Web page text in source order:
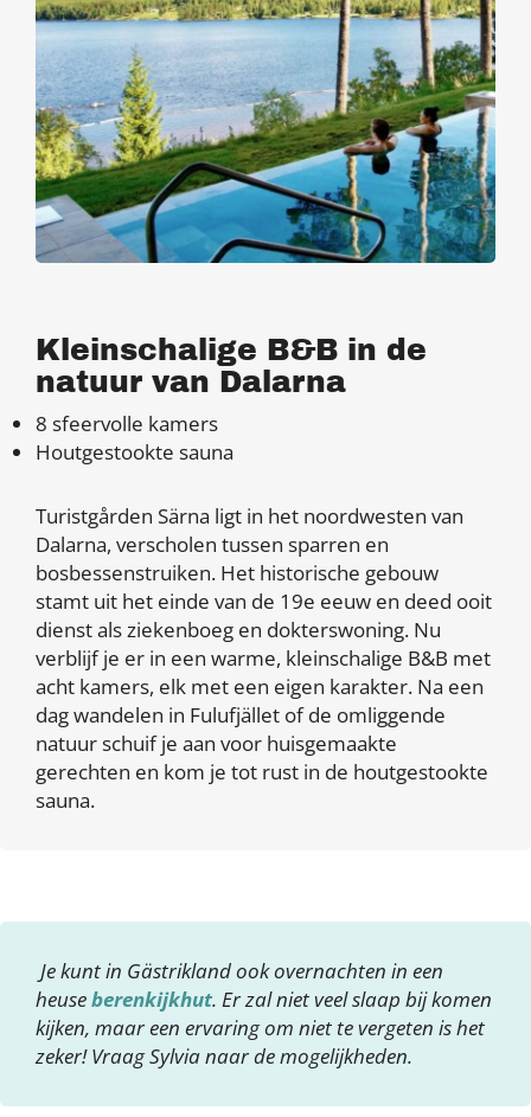
Kleinschalige B&B in de
natuur van Dalarna
8 sfeervolle kamers
Houtgestookte sauna
Turistgården Särna ligt in het noordwesten van
Dalarna, verscholen tussen sparren en
bosbessenstruiken. Het historische gebouw
stamt uit het einde van de 19e eeuw en deed ooit
dienst als ziekenboeg en dokterswoning. Nu
verblijf je er in een warme, kleinschalige B&B met
acht kamers, elk met een eigen karakter. Na een
dag wandelen in Fulufjället of de omliggende
natuur schuif je aan voor huisgemaakte
gerechten en kom je tot rust in de houtgestookte
sauna.
Je kunt in Gästrikland ook overnachten in een
heuseberenkijkhut. Er zal niet veel slaap bij komen
kijken, maar een ervaring om niet te vergeten is het
zeker! Vraag Sylvia naar de mogelijkheden.